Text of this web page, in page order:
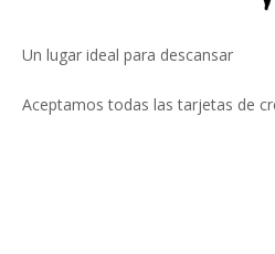
Un lugar ideal para descansar
Aceptamos todas las tarjetas de